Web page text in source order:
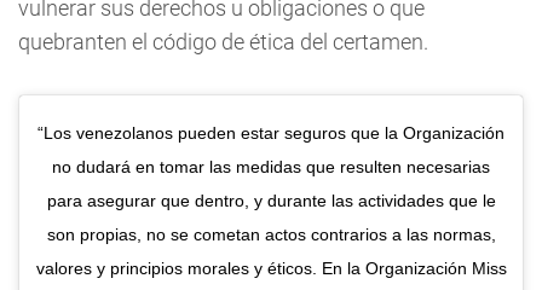
vulnerar sus derechos u obligaciones o que
quebranten el código de ética del certamen.
“Los venezolanos pueden estar seguros que la Organización
no dudará en tomar las medidas que resulten necesarias
para asegurar que dentro, y durante las actividades que le
son propias, no se cometan actos contrarios a las normas,
valores y principios morales y éticos. En la Organización Miss